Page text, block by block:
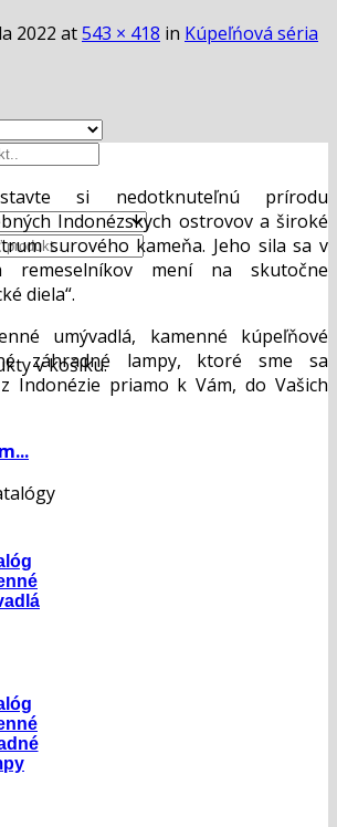
v košíku.
2022 at543 × 418 in Kúpeľńová séria
si nedotknuteľnú prírodu
Indonézskych ostrovov a široké
surového kameňa. Jeho sila sa v
remeselníkov mení na skutočne
diela“.
umývadlá, kamenné kúpeľňové
záhradné lampy, ktoré sme sa
Indonézie priamo k Vám, do Vašich